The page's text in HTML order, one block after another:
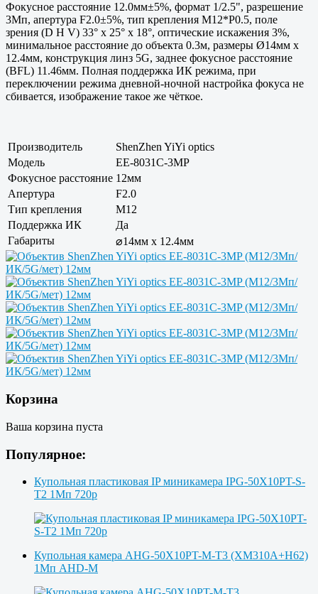
Фокусное расстояние 12.0мм±5%, формат 1/2.5", разрешение
3Мп, апертура F2.0±5%, тип крепления M12*P0.5, поле
зрения (D H V) 33° x 25° x 18°, оптические искажения 3%,
минимальное расстояние до объекта 0.3м, размеры Ø14мм x
12.4мм, конструкция линз 5G, заднее фокусное расстояние
(BFL) 11.46мм. Полная поддержка ИК режима, при
переключении режима дневной-ночной настройка фокуса не
сбивается, изображение такое же чёткое.
Производитель
ShenZhen YiYi optics
Модель
EE-8031C-3MP
Фокусное расстояние 12мм
Апертура
F2.0
Тип крепления
M12
Поддержка ИК
Да
Габариты
⌀14мм x 12.4мм
Корзина
Ваша корзина пуста
Популярное:
Купольная пластиковая IP миникамера IPG-50X10PT-S-
T2 1Мп 720p
Купольная камера AHG-50X10PT-M-T3 (XM310A+H62)
1Мп AHD-M